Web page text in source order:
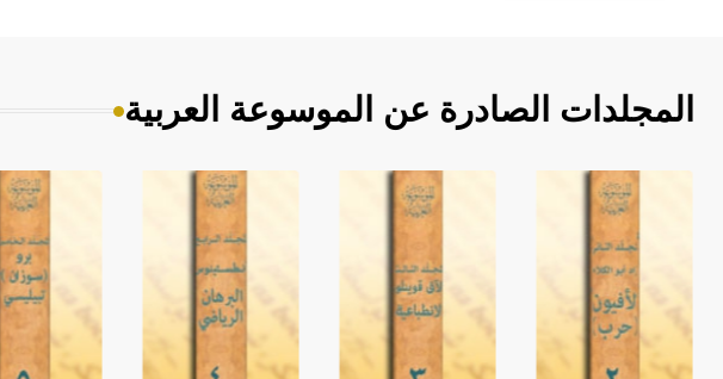
المجلدات الصادرة عن الموسوعة العربية